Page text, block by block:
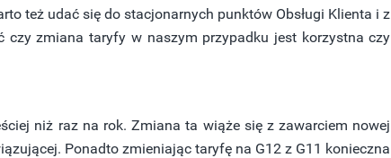
też udać się do stacjonarnych punktów Obsługi Klienta i z
czy zmiana taryfy w naszym przypadku jest korzystna czy
niż raz na rok. Zmiana ta wiąże się z zawarciem nowej
Ponadto zmieniając taryfę na G12 z G11 konieczna